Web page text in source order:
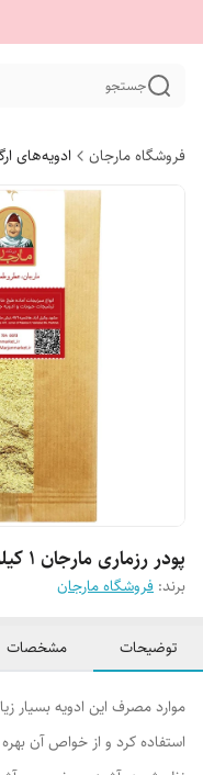
جستجو
فروشگاه مارجان ادویه‌های
پودر رزماری مارجان 1 کیلوگرم
برند: فروشگاه مارجان
توضیحات مشخصات
موارد مصرف این ادویه بسیار
استفاده کرد و از خواص آن